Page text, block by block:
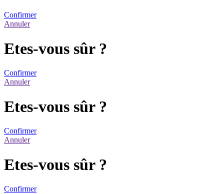
Confirmer
Annuler
Etes-vous sûr ?
Confirmer
Annuler
Etes-vous sûr ?
Confirmer
Annuler
Etes-vous sûr ?
Confirmer